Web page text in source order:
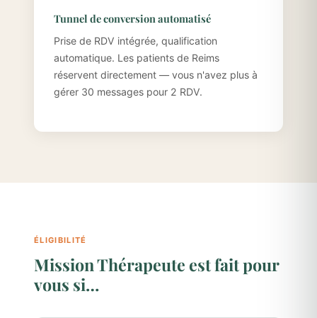
Tunnel de conversion automatisé
Prise de RDV intégrée, qualification
automatique. Les patients de Reims
réservent directement — vous n'avez plus à
gérer 30 messages pour 2 RDV.
ÉLIGIBILITÉ
Mission Thérapeute est fait pour
vous si…